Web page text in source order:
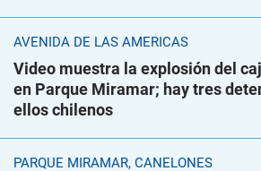
AVENIDA DE LAS AMÉRICAS
Video muestra la explosión del
en Parque Miramar; hay tres
ellos chilenos
PARQUE MIRAMAR, CANELONES